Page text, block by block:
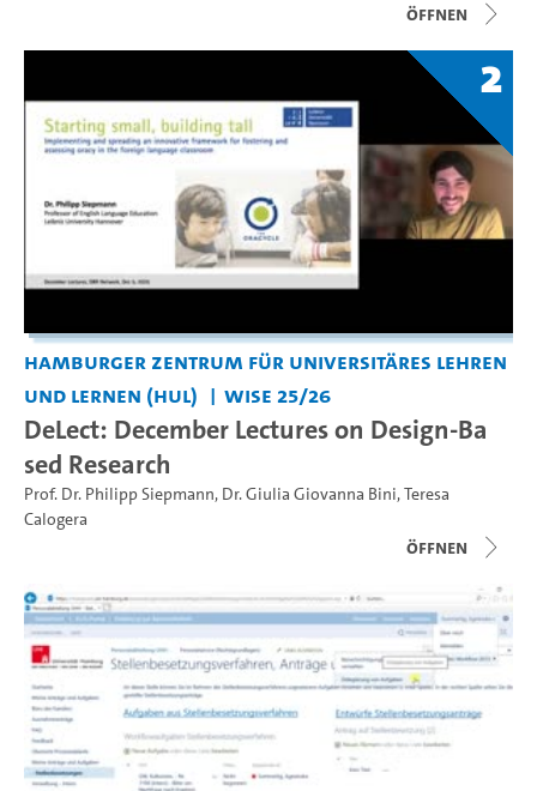
Öffnen
2
Hamburger Zentrum für Universitäres Lehren
und Lernen (HUL)
WiSe 25/26
DeLect: December Lectures on Design-Ba
sed Research
Prof. Dr. Philipp Siepmann, Dr. Giulia Giovanna Bini,Teresa
Calogera
Öffnen